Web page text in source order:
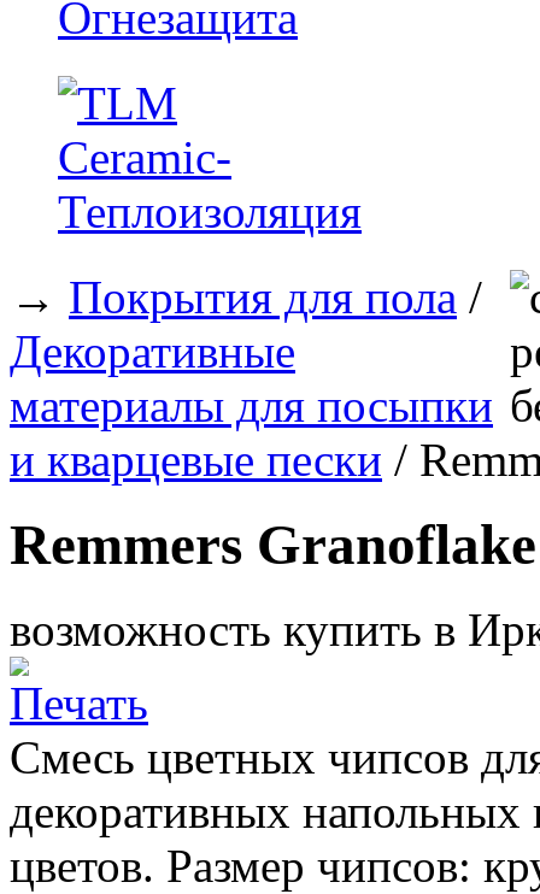
→ Покрытия для пола /
Декоративные
материалы для посыпки
и кварцевые пески /
Remmers
возможность купить в
Смесь цветных чипсов
декоративных
цветов. Размер чипсов: